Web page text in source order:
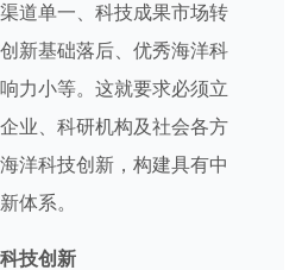
道单一、科技成果市场转
新基础落后、优秀海洋科
力小等。这就要求必须立
业、科研机构及社会各方
洋科技创新，构建具有中
体系。
技创新